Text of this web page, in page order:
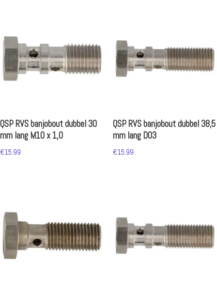
QSP RVS banjobout dubbel 30
mm lang M10 x 1,0
€15.99
QSP RVS banjobout dubbel 38,5
mm lang D03
€15.99